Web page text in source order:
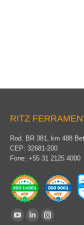
RITZ
Rod. BR 381, km 488
CEP: 32681-200
Fone: +55 31 2125 4000
Find us on:
LinkedinInstagram